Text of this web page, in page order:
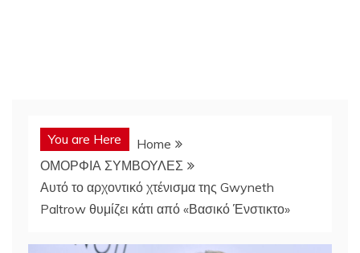
You are Here
Home
ΟΜΟΡΦΙΑ ΣΥΜΒΟΥΛΕΣ
Αυτό το αρχοντικό χτένισμα της Gwyneth
Paltrow θυμίζει κάτι από «Βασικό Ένστικτο»